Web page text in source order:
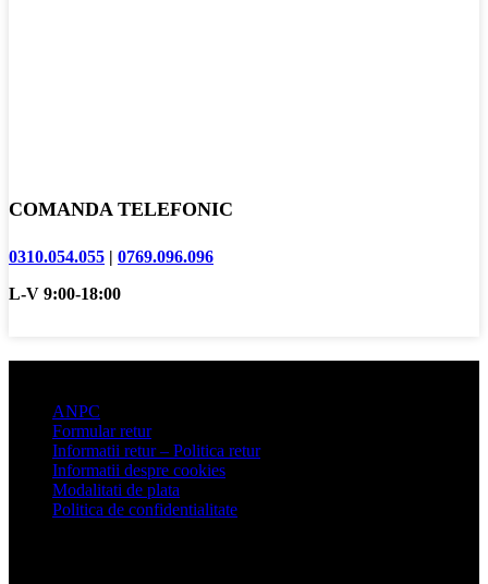
COMANDA TELEFONIC
0310.054.055 | 0769.096.096
L-V 9:00-18:00
ANPC
Formular retur
Informatii retur – Politica retur
Informatii despre cookies
Modalitati de plata
Politica de confidentialitate